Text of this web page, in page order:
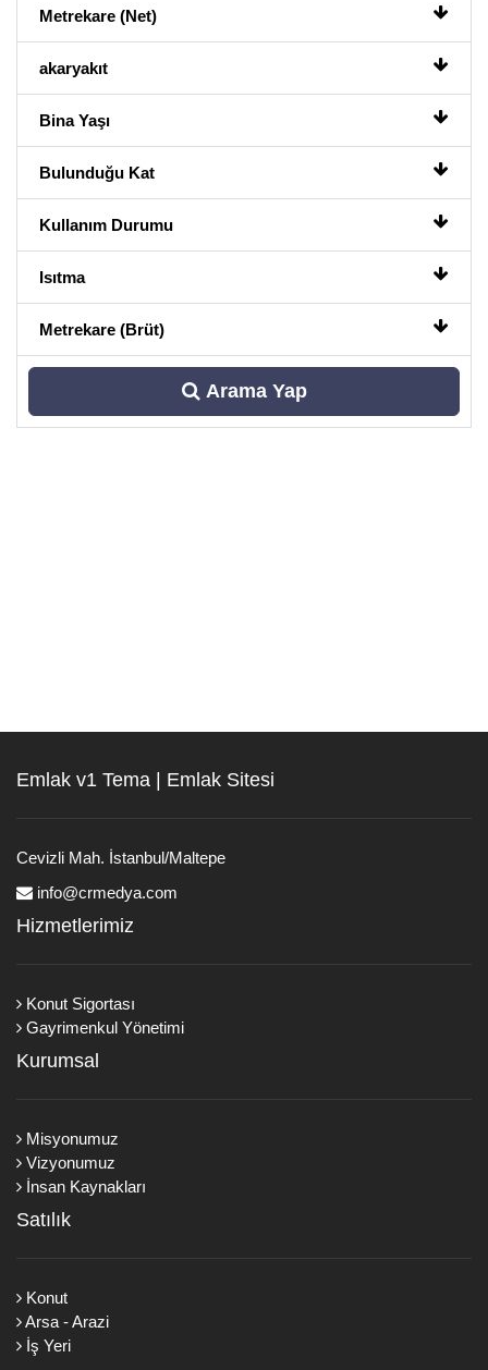
Metrekare (Net)
akaryakıt
Bina Yaşı
Bulunduğu Kat
Kullanım Durumu
Isıtma
Metrekare (Brüt)
Arama Yap
Emlak v1 Tema | Emlak Sitesi
Cevizli Mah. İstanbul/Maltepe
info@crmedya.com
Hizmetlerimiz
Konut Sigortası
Gayrimenkul Yönetimi
Kurumsal
Misyonumuz
Vizyonumuz
İnsan Kaynakları
Satılık
Konut
Arsa - Arazi
İş Yeri